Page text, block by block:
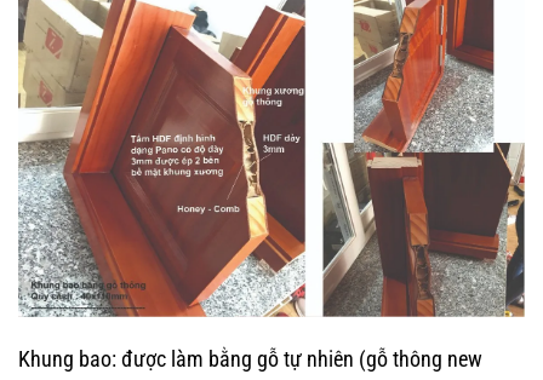
Khung bao: được làm bằng gỗ tự nhiên (gỗ thông new